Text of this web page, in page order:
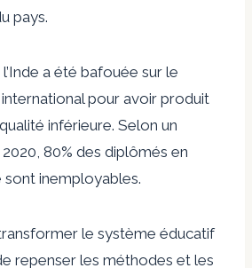
pays.
a été bafouée sur le
pour avoir produit
inférieure. Selon un
80% des diplômés en
sont inemployables.
le système éducatif
repenser les méthodes et les